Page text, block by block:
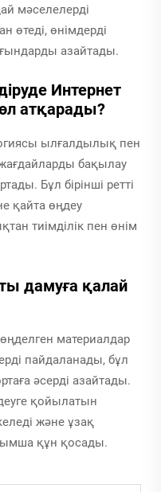
мәселелерді
өтеді, өнімдерді
азайтады.
Интернет
атқарады?
ылғалдылық пен
бақылау
Бұл бірінші ретті
қайта өңдеу
тиімділік пен өнім
дамуға қалай
материалдар
пайдаланады, бұл
әсерді азайтады.
қойылатын
және ұзақ
құн қосады.